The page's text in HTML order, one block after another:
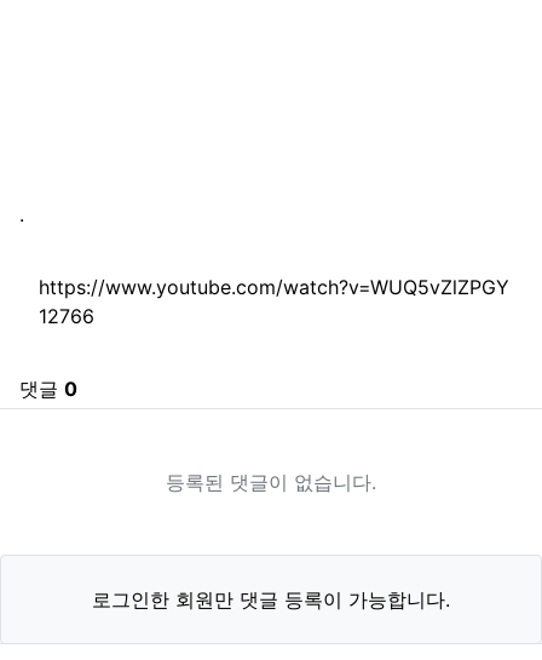
.
관련자료
https://www.youtube.com/watch?v=WUQ5vZlZPGY
12766
댓글 0
등록된 댓글이 없습니다.
로그인한 회원만 댓글 등록이 가능합니다.